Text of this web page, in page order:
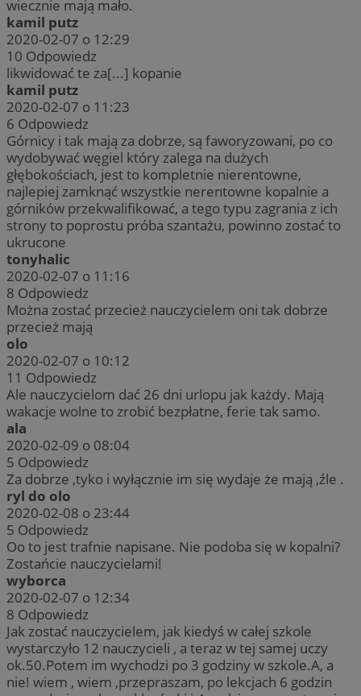
wiecznie mają mało.
kamil putz
2020-02-07 o 12:29
10 Odpowiedz
likwidować te za[...] kopanie
kamil putz
2020-02-07 o 11:23
6 Odpowiedz
Górnicy i tak mają za dobrze, są faworyzowani, po co
wydobywać węgiel który zalega na dużych
głębokościach, jest to kompletnie nierentowne,
najlepiej zamknąć wszystkie nerentowne kopalnie a
górników przekwalifikować, a tego typu zagrania z ich
strony to poprostu próba szantażu, powinno zostać to
ukrucone
tonyhalic
2020-02-07 o 11:16
8 Odpowiedz
Można zostać przecież nauczycielem oni tak dobrze
przecież mają
olo
2020-02-07 o 10:12
11 Odpowiedz
Ale nauczycielom dać 26 dni urlopu jak każdy. Mają
wakacje wolne to zrobić bezpłatne, ferie tak samo.
ala
2020-02-09 o 08:04
5 Odpowiedz
Za dobrze ,tyko i wyłącznie im się wydaje że mają ,źle .
ryl do olo
2020-02-08 o 23:44
5 Odpowiedz
Oo to jest trafnie napisane. Nie podoba się w kopalni?
Zostańcie nauczycielami!
wyborca
2020-02-07 o 12:34
8 Odpowiedz
Jak zostać nauczycielem, jak kiedyś w całej szkole
wystarczyło 12 nauczycieli , a teraz w tej samej uczy
ok.50.Potem im wychodzi po 3 godziny w szkole.A, a
nie! wiem , wiem ,przepraszam, po lekcjach 6 godzin